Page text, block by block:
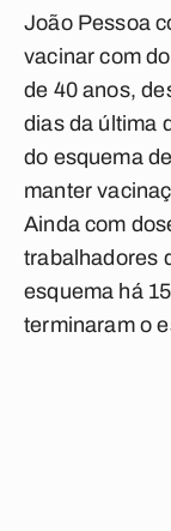
João Pessoa
vacinar com
de 40 anos,
dias da última
do esquema
manter
Ainda com
trabalhadores
esquema há
terminaram o